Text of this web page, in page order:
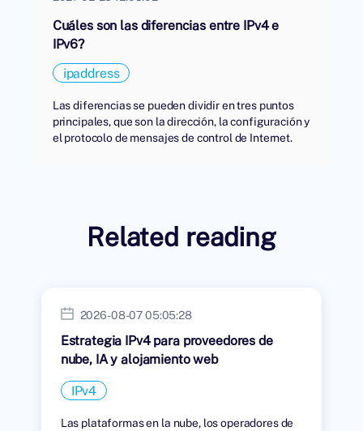
Cuáles son las diferencias entre IPv4 e
IPv6?
ipaddress
Las diferencias se pueden dividir en tres puntos
principales, que son la dirección, la configuración y
el protocolo de mensajes de control de Internet.
Related reading
2026-08-07 05:05:28
Estrategia IPv4 para proveedores de
nube, IA y alojamiento web
IPv4
Las plataformas en la nube, los operadores de